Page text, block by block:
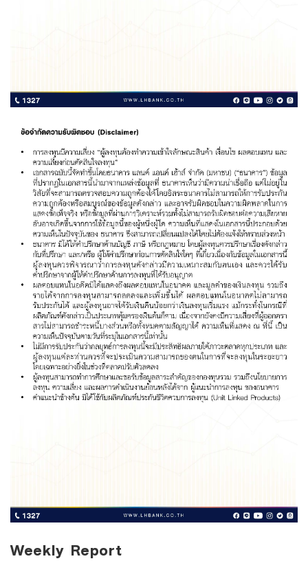
Weekly Report